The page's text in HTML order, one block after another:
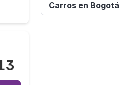
Carros en Bogotá